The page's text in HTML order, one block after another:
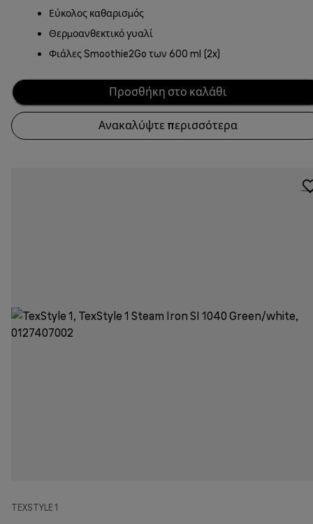
Εύκολος καθαρισμός
Θερμοανθεκτικό γυαλί
Φιάλες Smoothie2Go των 600 ml (2x)
Προσθήκη στο καλάθι
Ανακαλύψτε περισσότερα
TEXSTYLE 1